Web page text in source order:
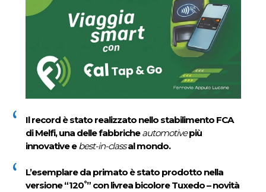
Il record è stato realizzato nello stabilimento FCA
di Melfi, una delle fabbricheautomotivepiù
innovative ebest-in-classal mondo.
L’esemplare da primato è stato prodotto nella
versione “120°” con livrea bicolore Tuxedo – novità